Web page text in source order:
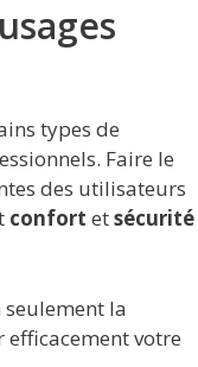
types de
Faire le
des utilisateurs
confort etsécurité
la
votre